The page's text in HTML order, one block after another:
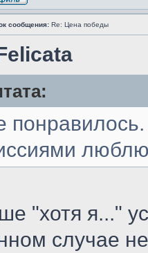
сообщения: Re: Цена победы
"хотя я..."
случае